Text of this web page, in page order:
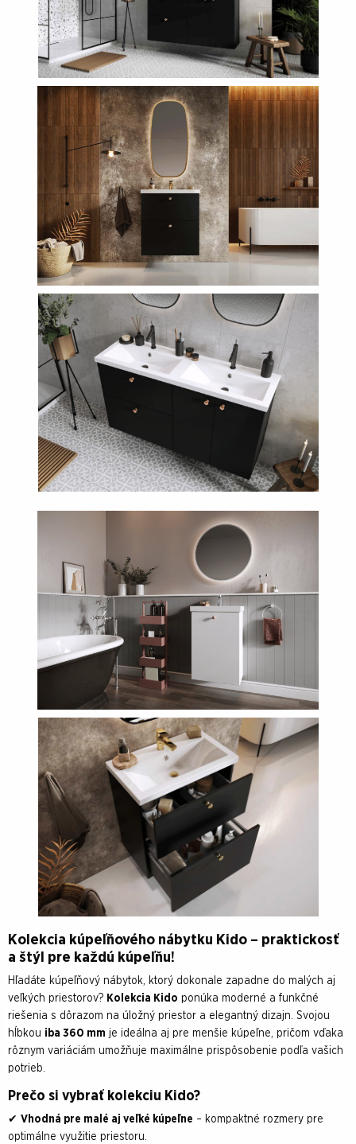
Kolekcia kúpeľňového nábytku Kido – praktickosť
a štýl pre každú kúpeľňu!
Hľadáte kúpeľňový nábytok, ktorý dokonale zapadne do malých aj
veľkých priestorov? Kolekcia Kido ponúka moderné a funkčné
riešenia s dôrazom na úložný priestor a elegantný dizajn. Svojou
hĺbkou iba 360 mm je ideálna aj pre menšie kúpeľne, pričom vďaka
rôznym variáciám umožňuje maximálne prispôsobenie podľa vašich
potrieb.
Prečo si vybrať kolekciu Kido?
✔ Vhodná pre malé aj veľké kúpeľne – kompaktné rozmery pre
optimálne využitie priestoru.